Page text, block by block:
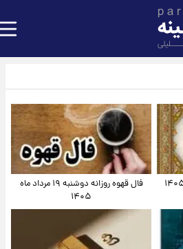
فال قهوه روزانه دوشنبه ۱۹ مرداد ماه
۱۴۰۵